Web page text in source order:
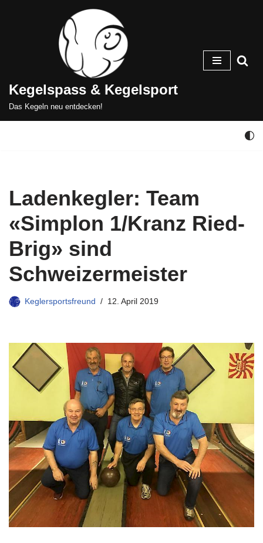
Kegelspass & Kegelsport
Das Kegeln neu entdecken!
Ladenkegler: Team
«Simplon 1/Kranz Ried-
Brig» sind
Schweizermeister
Keglersportsfreund 12. April 2019